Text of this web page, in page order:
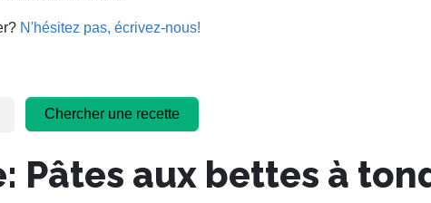
N'hésitez pas, écrivez-nous!
Pâtes aux bettes à